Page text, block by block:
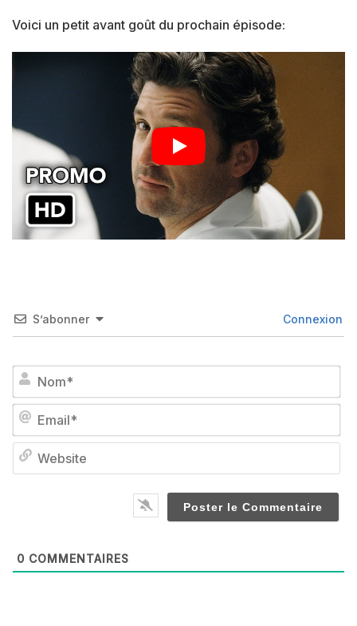
Voici un petit avant goût du prochain épisode:
S’abonner Connexion
0 COMMENTAIRES